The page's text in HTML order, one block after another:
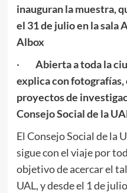
inauguran la muestra,
el 31 de julio en la sala
Albox
· Abierta a toda la
explica con
proyectos de
Consejo Social de la
El Consejo Social de la
sigue con el viaje por
objetivo de acercar el
UAL, y desde el 1 de